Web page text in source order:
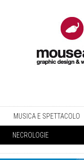
MUSICA E SPETTACOLO
NECROLOGIE